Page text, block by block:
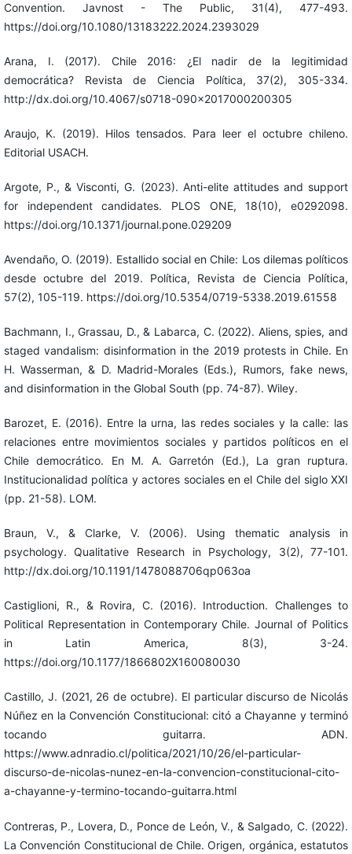
Convention. Javnost - The Public, 31(4), 477-493.
https://doi.org/10.1080/13183222.2024.2393029
Arana, I. (2017). Chile 2016: ¿El nadir de la legitimidad
democrática? Revista de Ciencia Política, 37(2), 305-334.
http://dx.doi.org/10.4067/s0718-090x2017000200305
Araujo, K. (2019). Hilos tensados. Para leer el octubre chileno.
Editorial USACH.
Argote, P., & Visconti, G. (2023). Anti-elite attitudes and support
for independent candidates. PLOS ONE, 18(10), e0292098.
https://doi.org/10.1371/journal.pone.029209
Avendaño, O. (2019). Estallido social en Chile: Los dilemas políticos
desde octubre del 2019. Política, Revista de Ciencia Política,
57(2), 105-119. https://doi.org/10.5354/0719-5338.2019.61558
Bachmann, I., Grassau, D., & Labarca, C. (2022). Aliens, spies, and
staged vandalism: disinformation in the 2019 protests in Chile. En
H. Wasserman, & D. Madrid-Morales (Eds.), Rumors, fake news,
and disinformation in the Global South (pp. 74-87). Wiley.
Barozet, E. (2016). Entre la urna, las redes sociales y la calle: las
relaciones entre movimientos sociales y partidos políticos en el
Chile democrático. En M. A. Garretón (Ed.), La gran ruptura.
Institucionalidad política y actores sociales en el Chile del siglo XXI
(pp. 21-58). LOM.
Braun, V., & Clarke, V. (2006). Using thematic analysis in
psychology. Qualitative Research in Psychology, 3(2), 77-101.
http://dx.doi.org/10.1191/1478088706qp063oa
Castiglioni, R., & Rovira, C. (2016). Introduction. Challenges to
Political Representation in Contemporary Chile. Journal of Politics
in Latin America, 8(3), 3-24.
https://doi.org/10.1177/1866802X160080030
Castillo, J. (2021, 26 de octubre). El particular discurso de Nicolás
Núñez en la Convención Constitucional: citó a Chayanne y terminó
tocando guitarra. ADN.
https://www.adnradio.cl/politica/2021/10/26/el-particular-
discurso-de-nicolas-nunez-en-la-convencion-constitucional-cito-
a-chayanne-y-termino-tocando-guitarra.html
Contreras, P., Lovera, D., Ponce de León, V., & Salgado, C. (2022).
La Convención Constitucional de Chile. Origen, orgánica, estatutos